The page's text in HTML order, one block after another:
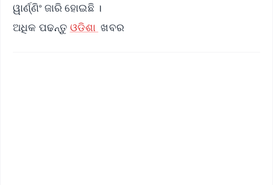
ୱାର୍ଣ୍ଣିଂ ଜାରି ହୋଇଛି ।
ଅଧିକ ପଢନ୍ତୁ ଓଡିଶା ଖବର